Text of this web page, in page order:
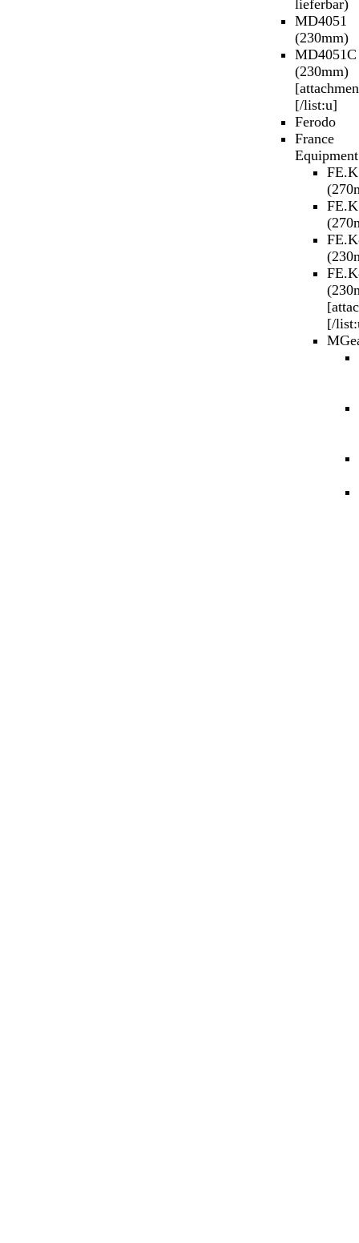
lieferbar)
MD4051
(230mm)
MD4051C
(230mm)
[/list:u]
Ferodo
France
Equipment
[/